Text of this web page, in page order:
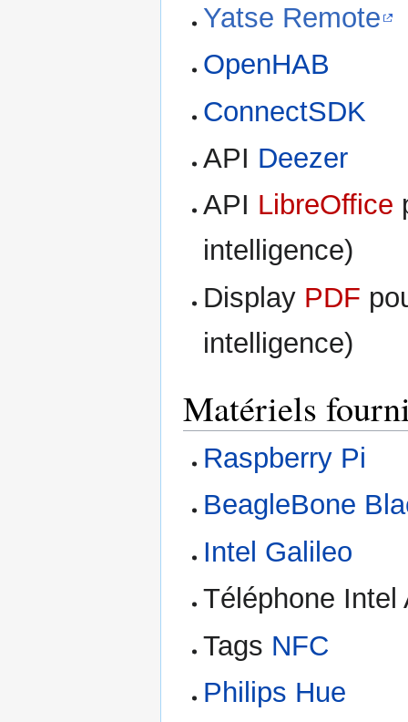
Yatse Remote
OpenHAB
ConnectSDK
API Deezer
API LibreOffice
intelligence)
Display PDF
intelligence)
Matériels
Raspberry Pi
BeagleBone
Intel Galileo
Téléphone Intel
Tags NFC
Philips Hue